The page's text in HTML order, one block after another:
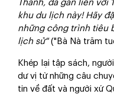
Thanh, đã gắn liền với
khu du lịch này! Hãy
những công trình tiêu
lịch sử"("Bà Nà trăm
Khép lại tập sách,
dư vị từ những câu
tin về đất và người xứ